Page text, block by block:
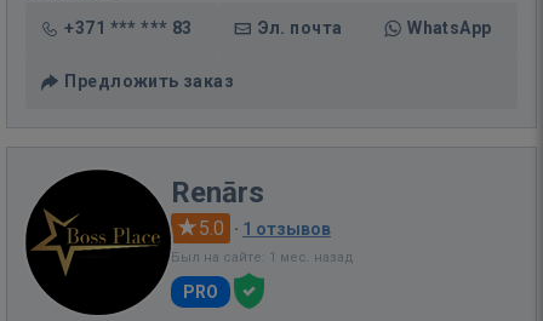
+371 *** *** 83 Эл. почта WhatsApp
Предложить заказ
Renārs
5.0 · 1 отзывов
Был на сайте: 1 мес. назад
PRO